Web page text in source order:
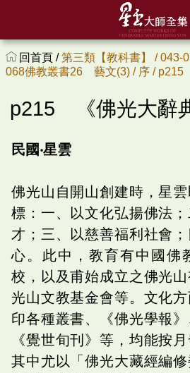
回首頁 /第三類【教科書】 /043-
068佛教叢書26 藝文(3) / 序 / p215
p215 《佛光大辭
民國‧星雲
佛光山自開山創建時，星
標：一、以文化弘揚佛法
才；三、以慈善福利社會
心。此中，教育有中國佛
校，以及甫始成立之佛光
光山文教基金會等。文化
印各種叢書、《佛光學報
《覺世旬刊》等，均能按
其中尤以「佛光大藏經編